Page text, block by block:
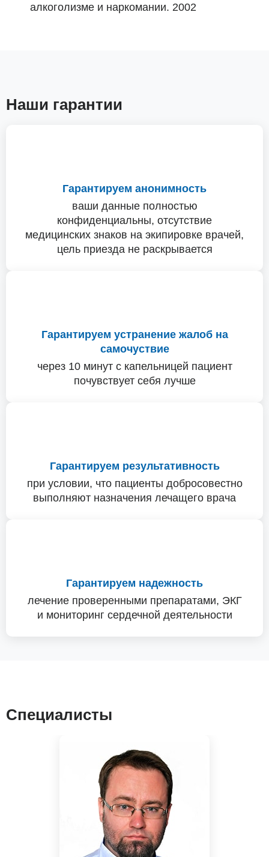
алкоголизме и наркомании. 2002
Наши гарантии
Гарантируем анонимность
ваши данные полностью
конфиденциальны, отсутствие
медицинских знаков на экипировке врачей,
цель приезда не раскрывается
Гарантируем устранение жалоб на
самочуствие
через 10 минут с капельницей пациент
почувствует себя лучше
Гарантируем результативность
при условии, что пациенты добросовестно
выполняют назначения лечащего врача
Гарантируем надежность
лечение проверенными препаратами, ЭКГ
и мониторинг сердечной деятельности
Специалисты